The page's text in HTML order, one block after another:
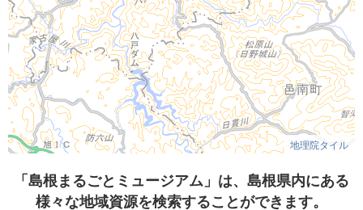
地理院タイル
「島根まるごとミュージアム」は、島根県内にある
様々な地域資源を検索することができます。